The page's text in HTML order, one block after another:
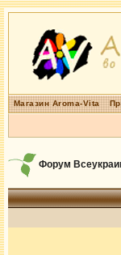
Магазин Aroma-Vita
Форум